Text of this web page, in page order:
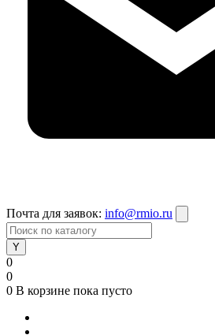
Почта для заявок: info@rmio.ru
0
0
0 В корзине пока пусто